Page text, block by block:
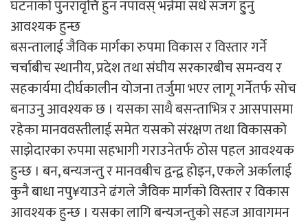
घटनाको पुनरावृत्ति हुन नपावस् भन्नेमा सधैं सजग हु्नु
आवश्यक हुन्छ
बसन्तालाई जैविक मार्गका रुपमा विकास र विस्तार गर्ने
चर्चाबीच स्थानीय, प्रदेश तथा संघीय सरकारबीच समन्वय र
सहकार्यमा दीर्घकालीन योजना तर्जुमा भएर लागू गर्नेतर्फ सोच
बनाउनु आवश्यक छ । यसका साथै बसन्ताभित्र र आसपासमा
रहेका मानववस्तीलाई समेत यसको संरक्षण तथा विकासको
साझेदारका रुपमा सहभागी गराउनेतर्फ ठोस पहल आवश्यक
हुन्छ । बन, बन्यजन्तु र मानवबीच द्वन्द्व होइन, एकले अर्कालाई
कुनै बाधा नपु¥याउने ढंगले जैविक मार्गको विस्तार र विकास
आवश्यक हुन्छ । यसका लागि बन्यजन्तुको सहज आवागमन